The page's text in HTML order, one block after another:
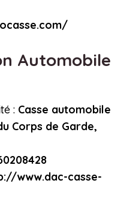
Automobile
: Casse automobile
Corps de Garde,
www.dac-casse-